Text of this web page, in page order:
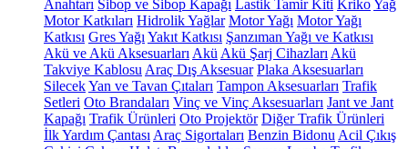
Anahtarı Sibop ve Sibop Kapağı Lastik Tamir Kiti KrikoYağ
Motor Katkıları Hidrolik Yağlar Motor Yağı Motor Yağı
Katkısı Gres Yağı Yakıt Katkısı Şanzıman Yağı ve Katkısı
Akü ve Akü Aksesuarları Akü Akü Şarj Cihazları Akü
Takviye Kablosu Araç Dış Aksesuar Plaka Aksesuarları
SilecekYan ve Tavan Çıtaları Tampon Aksesuarları Trafik
Setleri Oto Brandaları Vinç ve Vinç Aksesuarları Jant ve Jant
Kapağı Trafik Ürünleri Oto Projektör Diğer Trafik Ürünleri
İlk Yardım Çantası Araç Sigortaları Benzin Bidonu Acil Çıkış